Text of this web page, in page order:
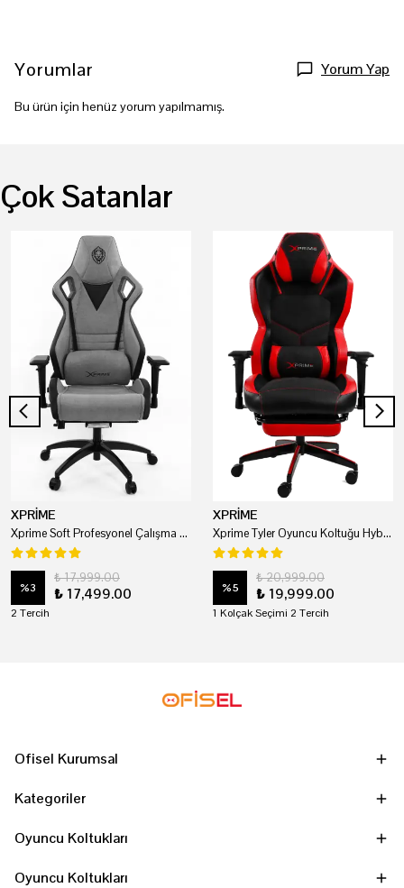
Yorumlar Yorum Yap
Bu ürün için henüz yorum yapılmamış.
Çok Satanlar
XPRİME
Xprime Soft Profesyonel Çalışma Ve Oyuncu Koltuğu
%3
₺ 17,999.00
₺ 17,499.00
2 Tercih
XPRİME
Xprime Tyler Oyuncu Koltuğu Hybrid Kumaş Kırmızı
%5
₺ 20,999.00
₺ 19,999.00
1 Kolçak Seçimi 2 Tercih
Ofisel Kurumsal
Kategoriler
Oyuncu Koltukları
Oyuncu Koltukları